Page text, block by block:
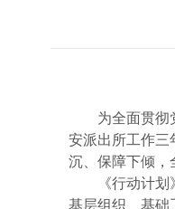
为全面贯彻
安派出所工作三
沉、保障下倾，
《行动计
基层组织、基础